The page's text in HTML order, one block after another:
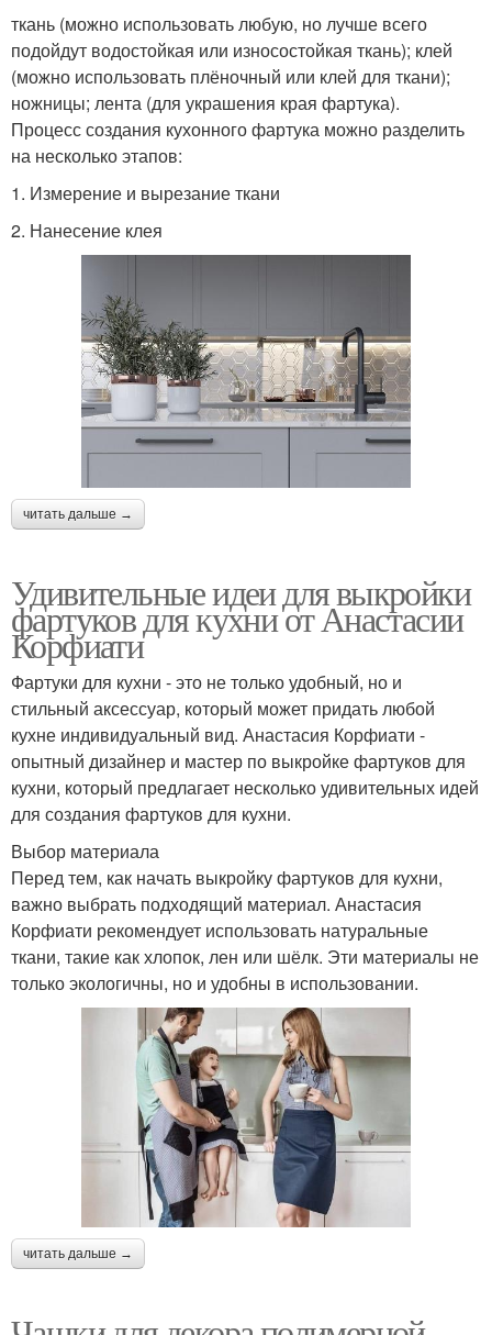
ткань (можно использовать любую, но лучше всего
подойдут водостойкая или износостойкая ткань); клей
(можно использовать плёночный или клей для ткани);
ножницы; лента (для украшения края фартука).
Процесс создания кухонного фартука можно разделить
на несколько этапов:
1. Измерение и вырезание ткани
2. Нанесение клея
читать дальше →
Удивительные идеи для выкройки
фартуков для кухни от Анастасии
Корфиати
Фартуки для кухни - это не только удобный, но и
стильный аксессуар, который может придать любой
кухне индивидуальный вид. Анастасия Корфиати -
опытный дизайнер и мастер по выкройке фартуков для
кухни, который предлагает несколько удивительных идей
для создания фартуков для кухни.
Выбор материала
Перед тем, как начать выкройку фартуков для кухни,
важно выбрать подходящий материал. Анастасия
Корфиати рекомендует использовать натуральные
ткани, такие как хлопок, лен или шёлк. Эти материалы не
только экологичны, но и удобны в использовании.
читать дальше →